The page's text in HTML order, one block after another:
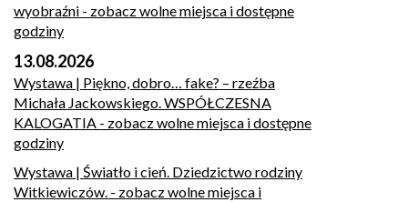
wyobraźni - zobacz wolne miejsca i dostępne
godziny
13.08.2026
Wystawa | Piękno, dobro… fake? – rzeźba
Michała Jackowskiego. WSPÓŁCZESNA
KALOGATIA - zobacz wolne miejsca i dostępne
godziny
Wystawa | Światło i cień. Dziedzictwo rodziny
Witkiewiczów. - zobacz wolne miejsca i